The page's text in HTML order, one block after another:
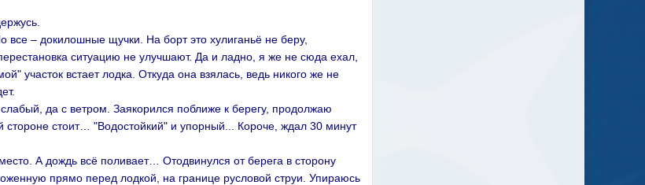
все – докилошные щучки. На борт это хулиганьё не беру,
ситуацию не улучшают. Да и ладно, я же не сюда ехал,
участок встает лодка. Откуда она взялась, ведь никого же не
да с ветром. Заякорился поближе к берегу, продолжаю
стороне стоит… "Водостойкий" и упорный... Короче, ждал 30 минут
А дождь всё поливает… Отодвинулся от берега в сторону
прямо перед лодкой, на границе русловой струи. Упираюсь